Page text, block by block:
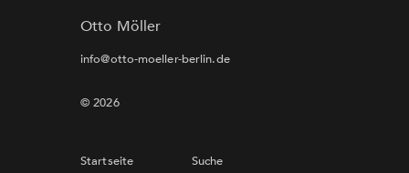
Otto Möller
info@otto-moeller-berlin.de
© 2026
Startseite
Suche